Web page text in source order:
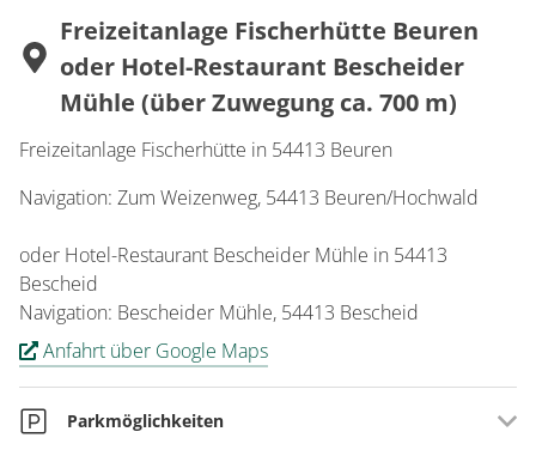
Freizeitanlage Fischerhütte Beuren
oder Hotel-Restaurant Bescheider
Mühle (über Zuwegung ca. 700 m)
Freizeitanlage Fischerhütte in 54413 Beuren
Navigation: Zum Weizenweg, 54413 Beuren/Hochwald
oder Hotel-Restaurant Bescheider Mühle in 54413
Bescheid
Navigation: Bescheider Mühle, 54413 Bescheid
Anfahrt über Google Maps
Parkmöglichkeiten